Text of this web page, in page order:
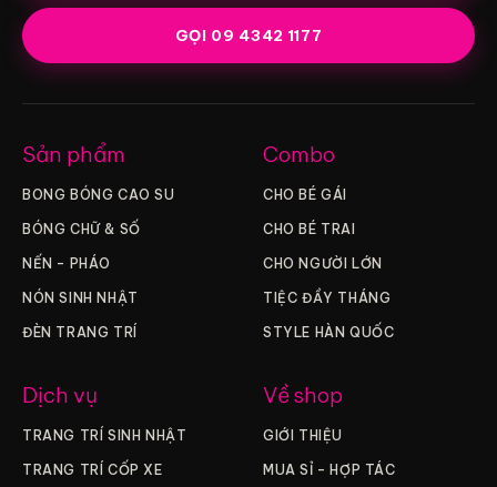
GỌI 09 4342 1177
Sản phẩm
BONG BÓNG CAO SU
BÓNG CHỮ & SỐ
NẾN – PHÁO
NÓN SINH NHẬT
ĐÈN TRANG TRÍ
Combo
CHO BÉ GÁI
CHO BÉ TRAI
CHO NGƯỜI LỚN
TIỆC ĐẦY THÁNG
STYLE HÀN QUỐC
Dịch vụ
TRANG TRÍ SINH NHẬT
TRANG TRÍ CỐP XE
Về shop
GIỚI THIỆU
MUA SỈ – HỢP TÁC